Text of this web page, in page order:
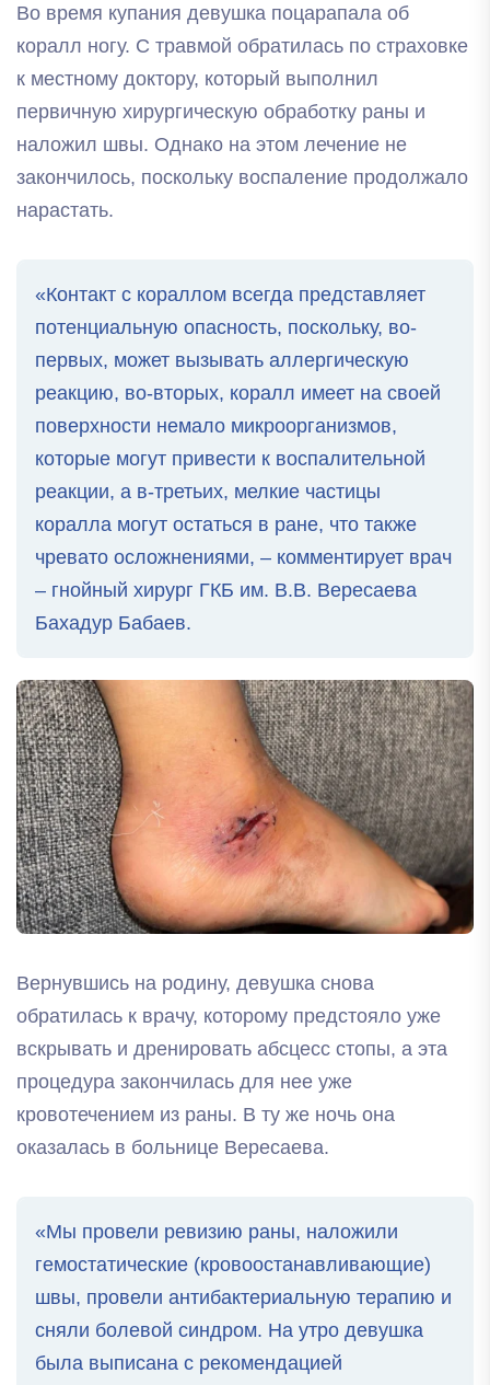
Во время купания девушка поцарапала об
коралл ногу. С травмой обратилась по страховке
к местному доктору, который выполнил
первичную хирургическую обработку раны и
наложил швы. Однако на этом лечение не
закончилось, поскольку воспаление продолжало
нарастать.
«Контакт с кораллом всегда представляет
потенциальную опасность, поскольку, во-
первых, может вызывать аллергическую
реакцию, во-вторых, коралл имеет на своей
поверхности немало микроорганизмов,
которые могут привести к воспалительной
реакции, а в-третьих, мелкие частицы
коралла могут остаться в ране, что также
чревато осложнениями, – комментирует врач
– гнойный хирург ГКБ им. В.В. Вересаева
Бахадур Бабаев.
Вернувшись на родину, девушка снова
обратилась к врачу, которому предстояло уже
вскрывать и дренировать абсцесс стопы, а эта
процедура закончилась для нее уже
кровотечением из раны. В ту же ночь она
оказалась в больнице Вересаева.
«Мы провели ревизию раны, наложили
гемостатические (кровоостанавливающие)
швы, провели антибактериальную терапию и
сняли болевой синдром. На утро девушка
была выписана с рекомендацией